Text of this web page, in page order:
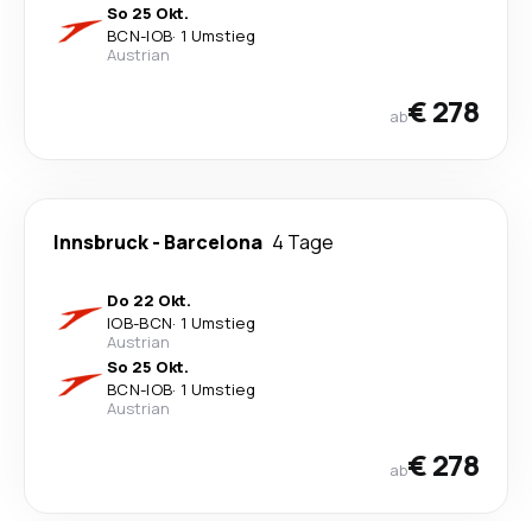
So 25 Okt.
BCN-IOB· 1 Umstieg
Austrian
ab€ 278
Innsbruck- Barcelona 4 Tage
Do 22 Okt.
IOB-BCN· 1 Umstieg
Austrian
So 25 Okt.
BCN-IOB· 1 Umstieg
Austrian
ab€ 278